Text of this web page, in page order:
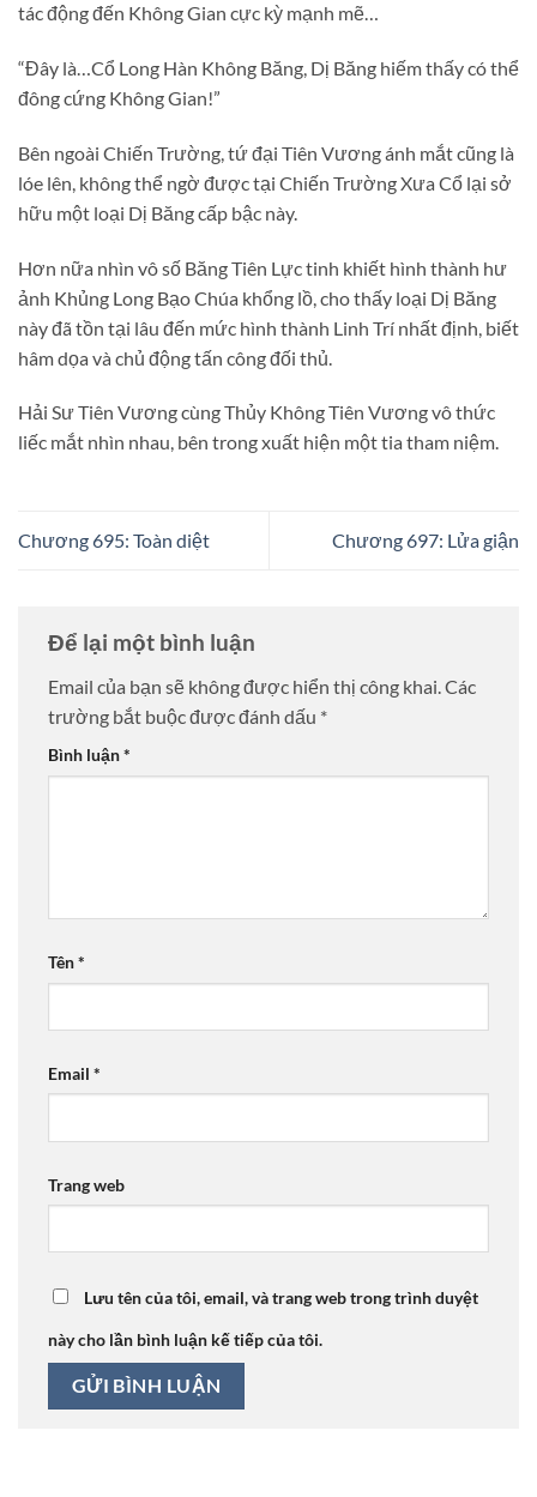
tác động đến Không Gian cực kỳ mạnh mẽ…
“Đây là…Cổ Long Hàn Không Băng, Dị Băng hiếm thấy có thể
đông cứng Không Gian!”
Bên ngoài Chiến Trường, tứ đại Tiên Vương ánh mắt cũng là
lóe lên, không thể ngờ được tại Chiến Trường Xưa Cổ lại sở
hữu một loại Dị Băng cấp bậc này.
Hơn nữa nhìn vô số Băng Tiên Lực tinh khiết hình thành hư
ảnh Khủng Long Bạo Chúa khổng lồ, cho thấy loại Dị Băng
này đã tồn tại lâu đến mức hình thành Linh Trí nhất định, biết
hâm dọa và chủ động tấn công đối thủ.
Hải Sư Tiên Vương cùng Thủy Không Tiên Vương vô thức
liếc mắt nhìn nhau, bên trong xuất hiện một tia tham niệm.
Chương 695: Toàn diệt Chương 697: Lửa giận
Để lại một bình luận
Email của bạn sẽ không được hiển thị công khai.Các
trường bắt buộc được đánh dấu *
Bình luận*
Tên*
Email *
Trang web
Lưu tên của tôi, email, và trang web trong trình duyệt
này cho lần bình luận kế tiếp của tôi.